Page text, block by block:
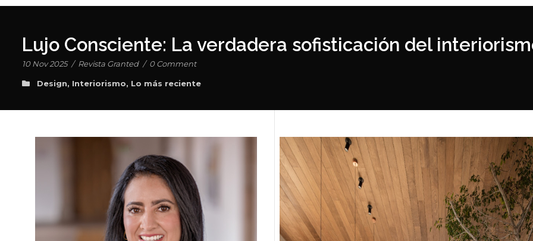
Lujo Consciente: La verdadera sofisticación del
10 Nov 2025 / Revista Granted / 0 Comment
Design, Interiorismo, Lo más reciente